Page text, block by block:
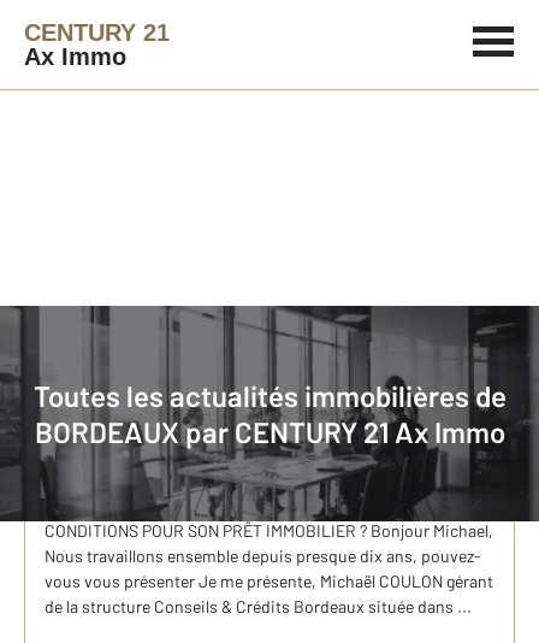
CENTURY 21
Ax Immo
Toutes les actualités immobilières de
BORDEAUX par CENTURY 21 Ax Immo
Actualités immobilières à BORDEAUX
COMMENT OBTENIR LES MEILLEURS CONDITIONS
POUR SON PRÊT IMMOBILIER ?
Nous mettons à l'honneur Michaël COULON de Conseils &
Crédit sur le Thème: COMMENT OBTENIR LES MEILLEURS
CONDITIONS POUR SON PRÊT IMMOBILIER ? Bonjour Michael,
Nous travaillons ensemble depuis presque dix ans, pouvez-
vous vous présenter Je me présente, Michaël COULON gérant
de la structure Conseils & Crédits Bordeaux située dans ...